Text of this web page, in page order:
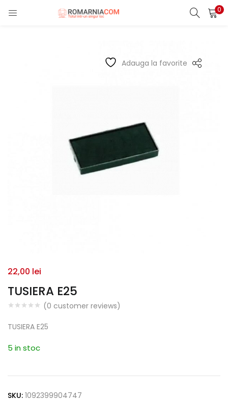
0
LOGIN REGISTER
Lost password?
Adauga la favorite
TUSIERA E25
(0 customer reviews)
22,00 lei
TUSIERA E25
5 in stoc
SKU: 1092399904747